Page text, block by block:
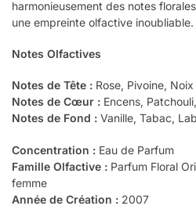
harmonieusement des notes
une empreinte olfactive inoubliable.
Notes Olfactives
Notes de Tête : Rose, Pivoine,
Notes de Cœur : Encens,
Notes de Fond : Vanille, Tabac,
Concentration : Eau de Parfum
Famille Olfactive : Parfum Floral
femme
Année de Création : 2007